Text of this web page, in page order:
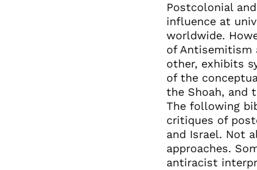
Postcolonial
influence at
worldwide.
of Antisemitism
other, exhibits
of the
the Shoah, and
The following
critiques of
and Israel. Not
approaches.
antiracist